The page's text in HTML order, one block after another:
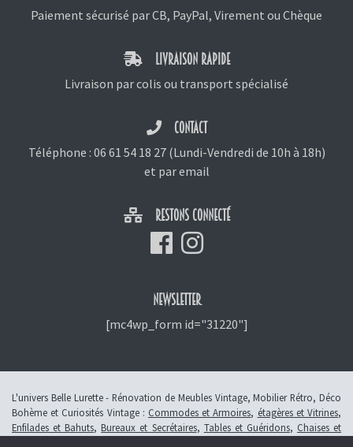
Paiement sécurisé par CB, PayPal, Virement ou Chèque
LIVRAISON RAPIDE
Livraison par colis ou transport spécialisé
CONTACT
Téléphone : 06 61 54 18 27(Lundi-Vendredi de 10h à 18h)
et par email
RESTONS CONNECTÉ
NEWSLETTER
[mc4wp_form id="31220"]
L'univers Belle Lurette - Rénovation de Meubles Vintage, Mobilier Rétro, Déco
Bohème et Curiosités Vintage : Commodes et Armoires, étagères et Vitrines,
Enfilades et Bahuts,Bureaux et Secrétaires, Tables et Guéridons, Chaises et